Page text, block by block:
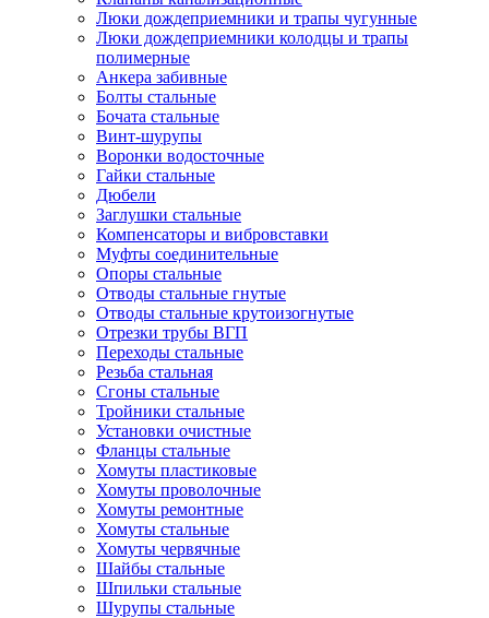
Люки дождеприемники и трапы чугунные
Люки дождеприемники колодцы и трапы
полимерные
Анкера забивные
Болты стальные
Бочата стальные
Винт-шурупы
Воронки водосточные
Гайки стальные
Дюбели
Заглушки стальные
Компенсаторы и вибровставки
Муфты соединительные
Опоры стальные
Отводы стальные гнутые
Отводы стальные крутоизогнутые
Отрезки трубы ВГП
Переходы стальные
Резьба стальная
Сгоны стальные
Тройники стальные
Установки очистные
Фланцы стальные
Хомуты пластиковые
Хомуты проволочные
Хомуты ремонтные
Хомуты стальные
Хомуты червячные
Шайбы стальные
Шпильки стальные
Шурупы стальные